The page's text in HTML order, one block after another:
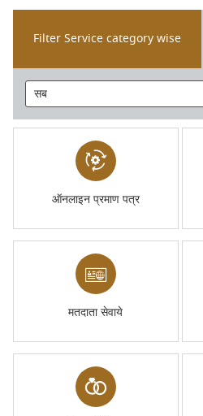
Filter Service category wise
ऑनलाइन प्रमाण पत्र
मतदाता सेवाये